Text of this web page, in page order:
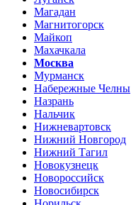
Магадан
Магнитогорск
Майкоп
Махачкала
Москва
Мурманск
Набережные Челны
Назрань
Нальчик
Нижневартовск
Нижний Новгород
Нижний Тагил
Новокузнецк
Новороссийск
Новосибирск